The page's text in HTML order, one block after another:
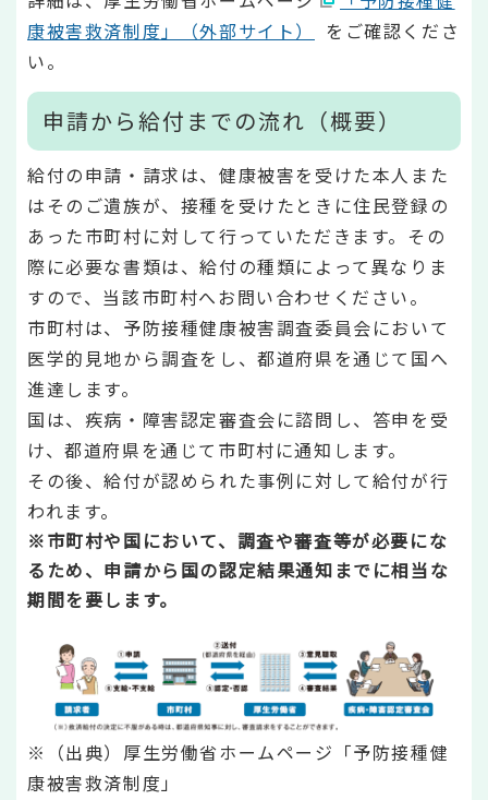
康被害救済制度」（外部サイト）
をご確認くださ
い。
申請から給付までの流れ（概要）
給付の申請・請求は、健康被害を受けた本人また
はそのご遺族が、接種を受けたときに住民登録の
あった市町村に対して行っていただきます。その
際に必要な書類は、給付の種類によって異なりま
すので、当該市町村へお問い合わせください。
市町村は、予防接種健康被害調査委員会において
医学的見地から調査をし、都道府県を通じて国へ
進達します。
国は、疾病・障害認定審査会に諮問し、答申を受
け、都道府県を通じて市町村に通知します。
その後、給付が認められた事例に対して給付が行
われます。
※市町村や国において、調査や審査等が必要にな
るため、申請から国の認定結果通知までに相当な
期間を要します。
※（出典）厚生労働省ホームページ「予防接種健
康被害救済制度」